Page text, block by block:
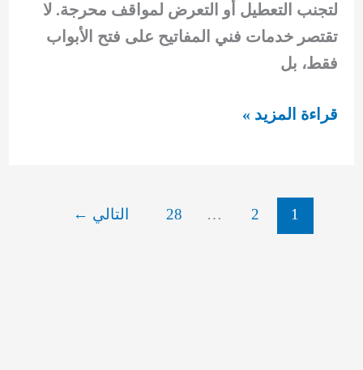
لتجنب التعطيل أو التعرض لمواقف محرجة. لا
تقتصر خدمات فني المفاتيح على فتح الأبواب
فقط، بل
فني
الباب
92295349
قراءة المزيد »
1
2
…
28 التالي ←